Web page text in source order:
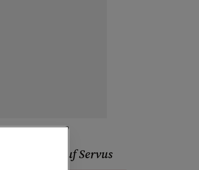
Podcast auf Servus